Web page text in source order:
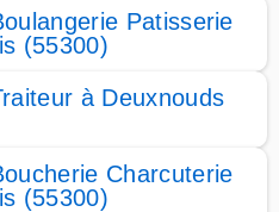
Patisserie
(55300)
à Deuxnouds
Charcuterie
(55300)